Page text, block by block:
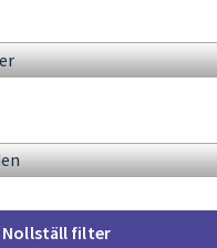
Nollställ filter